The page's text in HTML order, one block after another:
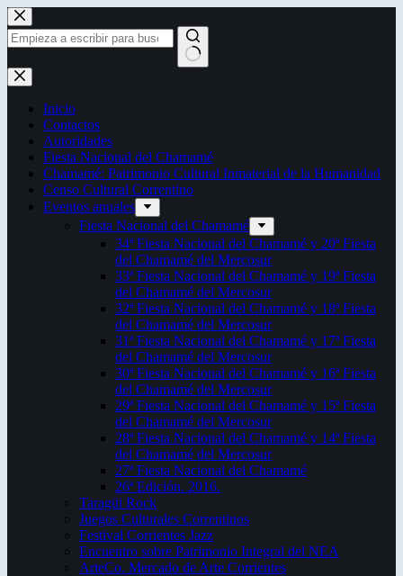
Saltar
al
contenido
Sin
resultados
Inicio
Contactos
Autoridades
Fiesta Nacional del Chamamé
Chamamé: Patrimonio Cultural Inmaterial de la Humanidad
Censo Cultural Correntino
Eventos anuales
Fiesta Nacional del Chamamé
34ª Fiesta Nacional del Chamamé y 20ª Fiesta
del Chamamé del Mercosur
33ª Fiesta Nacional del Chamamé y 19ª Fiesta
del Chamamé del Mercosur
32ª Fiesta Nacional del Chamamé y 18ª Fiesta
del Chamamé del Mercosur
31ª Fiesta Nacional del Chamamé y 17ª Fiesta
del Chamamé del Mercosur
30ª Fiesta Nacional del Chamamé y 16ª Fiesta
del Chamamé del Mercosur
29ª Fiesta Nacional del Chamamé y 15ª Fiesta
del Chamamé del Mercosur
28ª Fiesta Nacional del Chamamé y 14ª Fiesta
del Chamamé del Mercosur
27ª Fiesta Nacional del Chamamé
26ª Edición. 2016.
Taragüi Rock
Juegos Culturales Correntinos
Festival Corrientes Jazz
Encuentro sobre Patrimonio Integral del NEA
ArteCo. Mercado de Arte Corrientes